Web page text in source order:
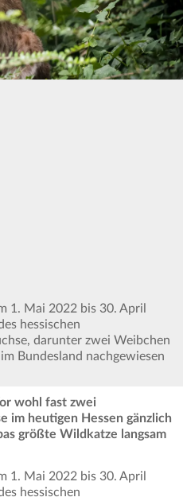
1. Mai 2022 bis 30. April
hessischen
darunter zwei Weibchen
Bundesland nachgewiesen
wohl fast zwei
im heutigen Hessen gänzlich
größte Wildkatze langsam
1. Mai 2022 bis 30. April
hessischen